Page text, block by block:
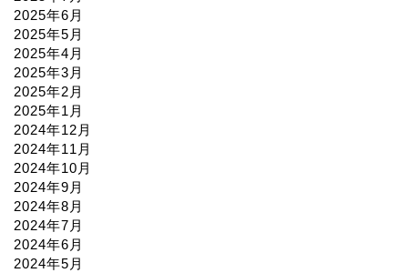
2025年6月
2025年5月
2025年4月
2025年3月
2025年2月
2025年1月
2024年12月
2024年11月
2024年10月
2024年9月
2024年8月
2024年7月
2024年6月
2024年5月